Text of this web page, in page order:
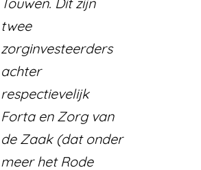
twee
zorginvesteerders
achter
respectievelijk
Forta en Zorg van
de Zaak (dat onder
meer het Rode